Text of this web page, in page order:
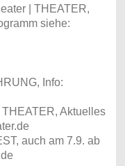
| THEATER,
siehe:
Info:
THEATER, Aktuelles
auch am 7.9. ab